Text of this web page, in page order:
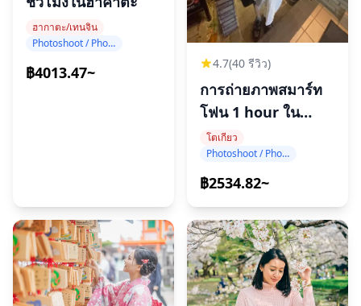
ฮากาตะ/เทนจิน
Photoshoot / Photo tour
฿4013.47~
4.7(40 รีวิว)
การถ่ายภาพสมาร์ท
โฟน 1 hour ใน
โตเกียว
โตเกียว
Photoshoot / Photo tour
฿2534.82~